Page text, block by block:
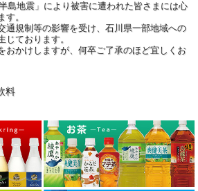
島地震」により被害に遭われた皆さまには心
す。
通規制等の影響を受け、石川県一部地域への
じております。
おかけしますが、何卒ご了承のほど宜しくお
料